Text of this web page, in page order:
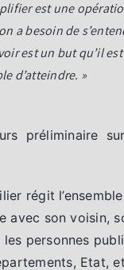
est une
a besoin de
est un but qu’il est
d’atteindre. »
préliminaire
régit
avec son voisin,
personnes
Etat,